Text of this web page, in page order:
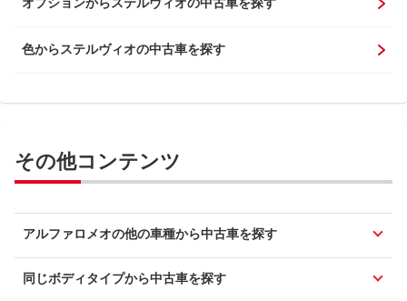
色からステルヴィオの中古車を探す
その他コンテンツ
アルファロメオの他の車種から中古車を探す
同じボディタイプから中古車を探す